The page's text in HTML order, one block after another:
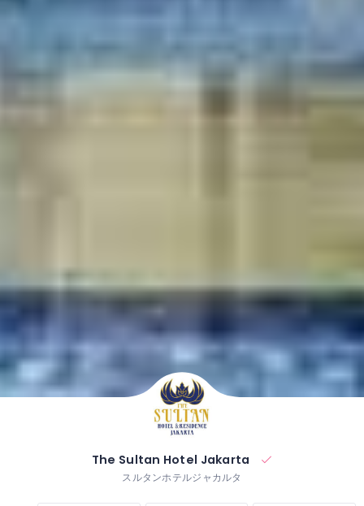
The Sultan Hotel Jakarta
スルタンホテルジャカルタ